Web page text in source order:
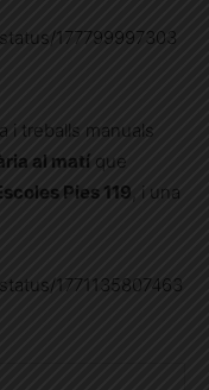
177799997303
i treballs manuals
al matí que
Pies 119
, i una
1771135807463